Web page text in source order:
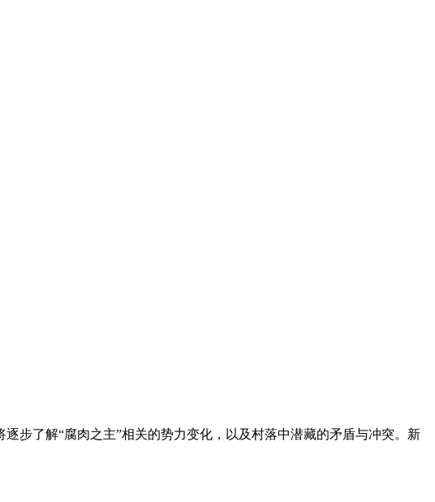
步了解“腐肉之主”相关的势力变化，以及村落中潜藏的矛盾与冲突。新